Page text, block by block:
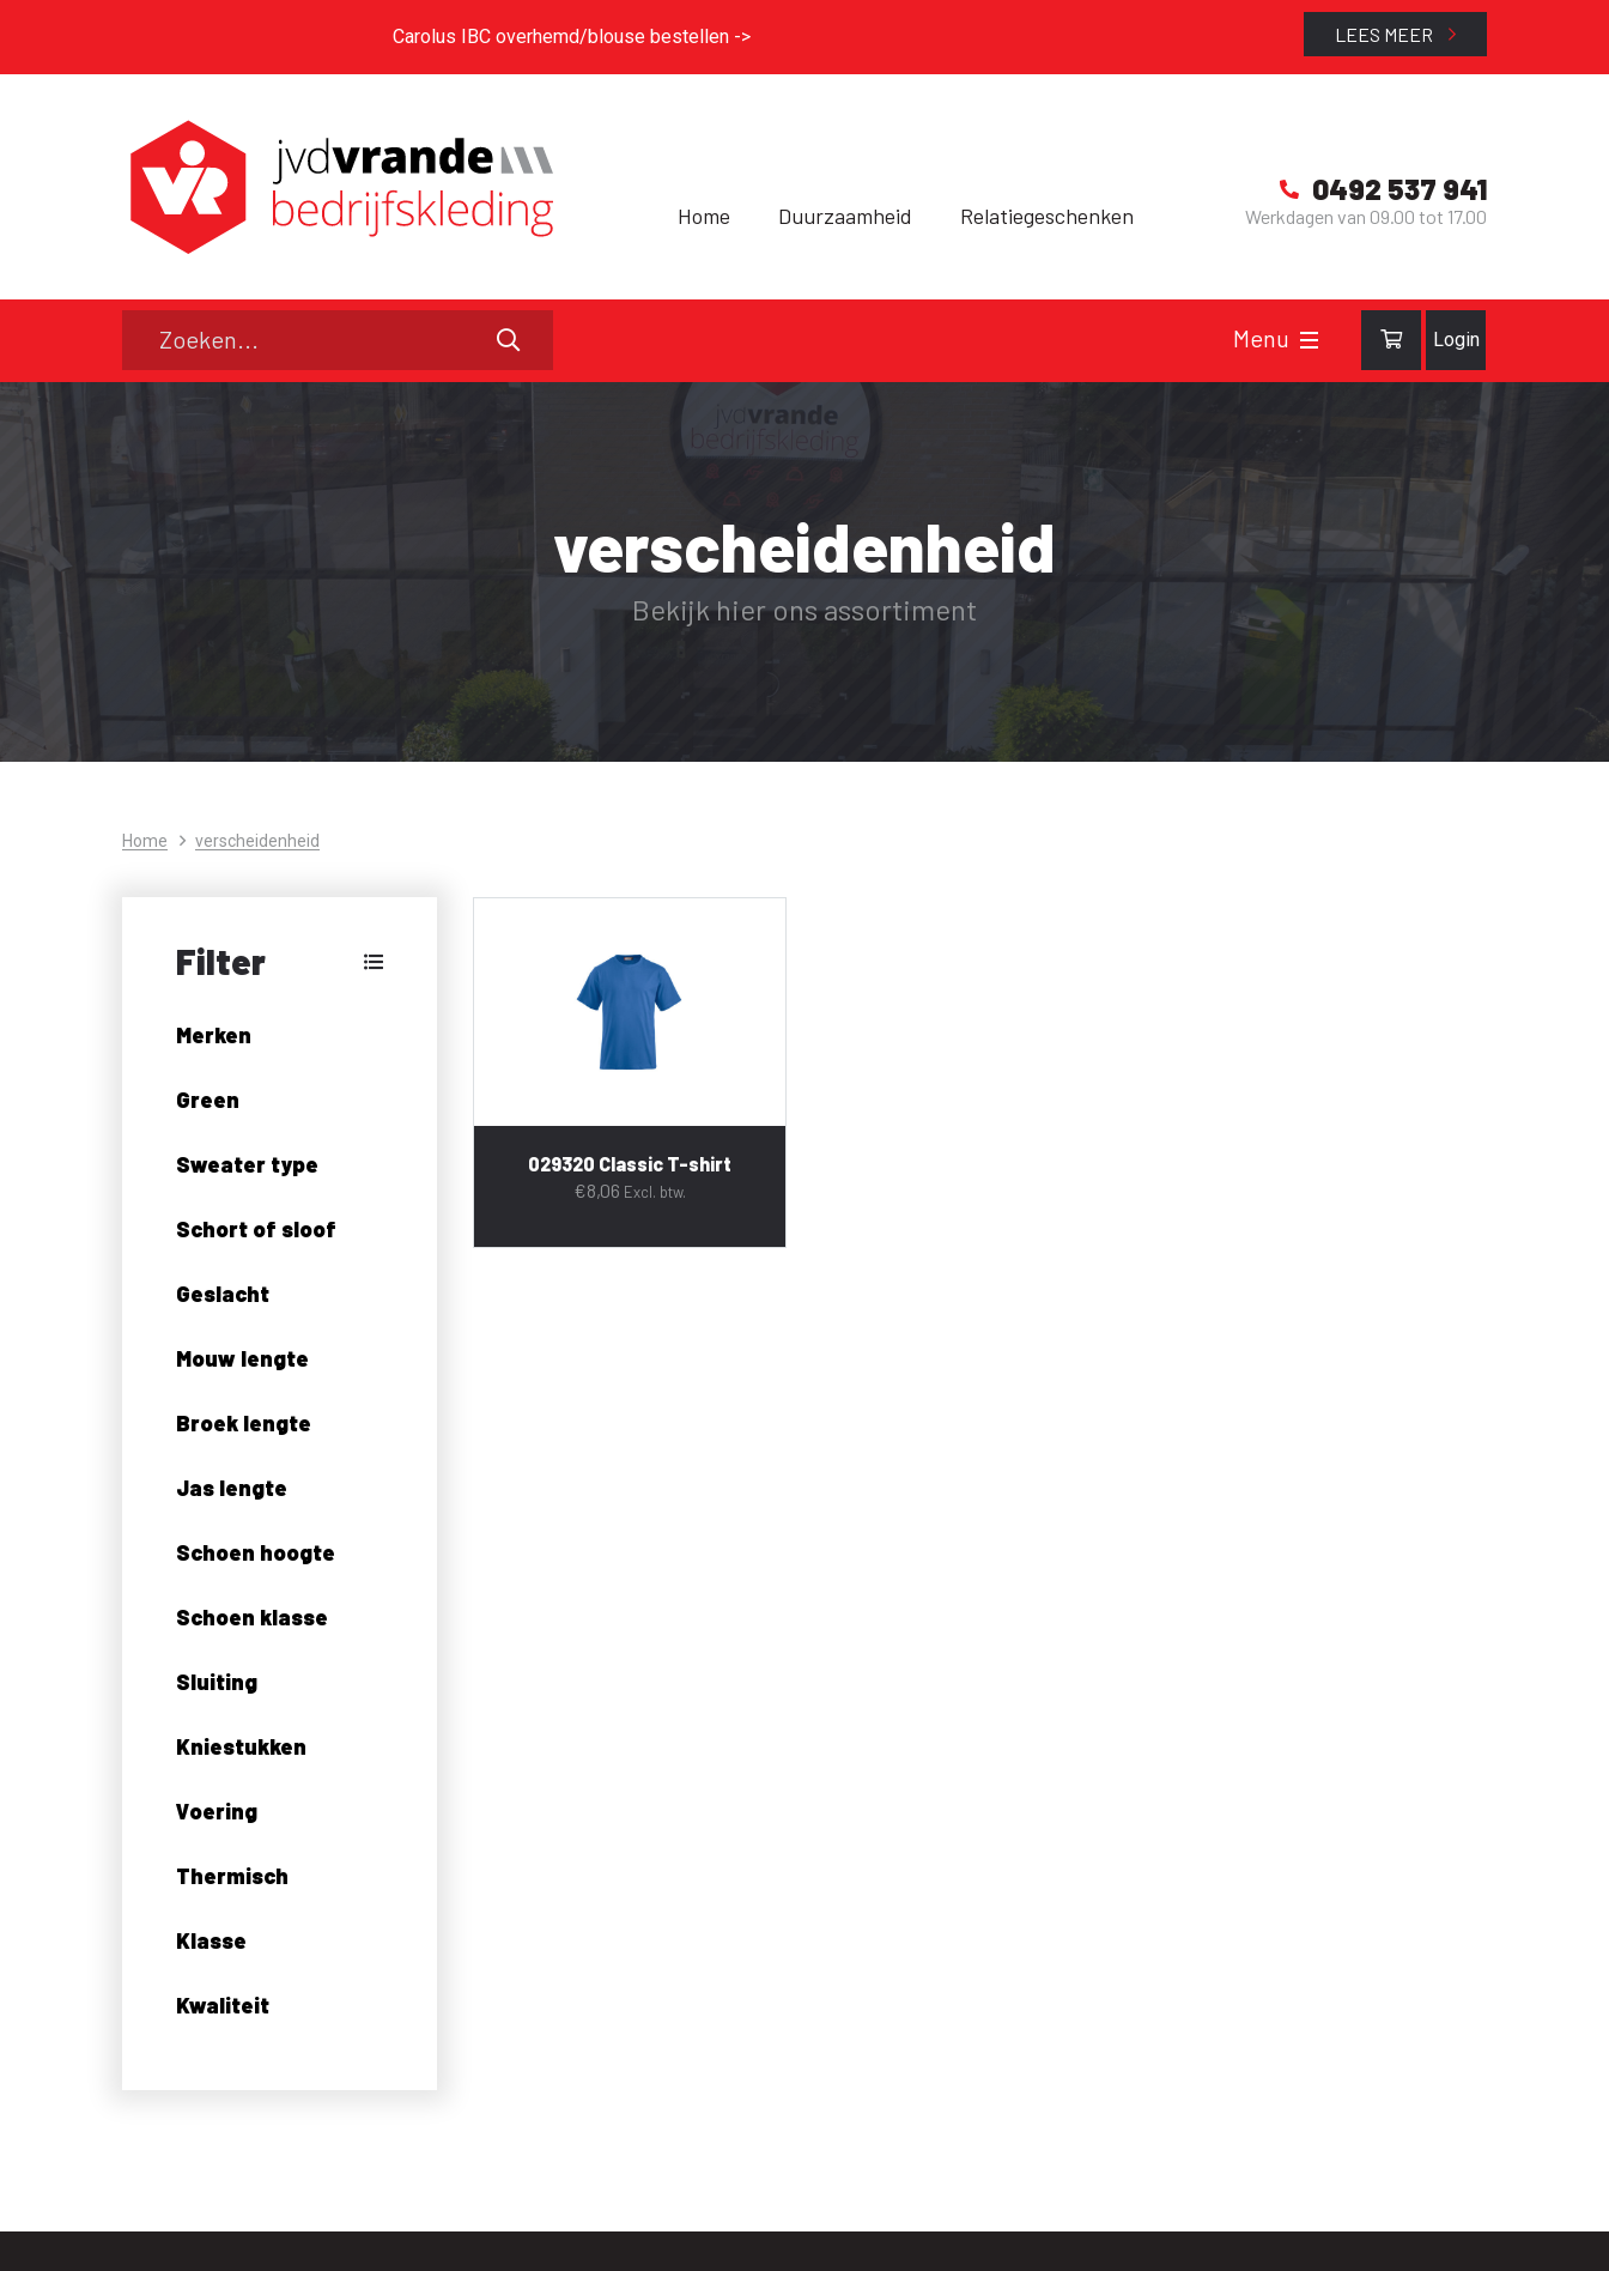
Carolus IBC overhemd/blouse bestellen -> LEES MEER
0492 537 941
Werkdagen van 09.00 tot 17.00
Home Duurzaamheid Relatiegeschenken
Login
verscheidenheid
Bekijk hier ons assortiment
Home verscheidenheid
Filter
Merken
Green
Sweater type
Schort of sloof
Geslacht
Mouw lengte
Broek lengte
Jas lengte
Schoen hoogte
Schoen klasse
Sluiting
Kniestukken
Voering
Thermisch
Klasse
Kwaliteit
029320 Classic T-shirt
€8,06 Excl. btw.